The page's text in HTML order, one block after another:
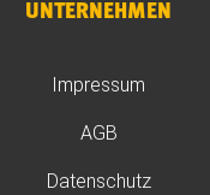
UNTERNEHMEN
Impressum
AGB
Datenschutz